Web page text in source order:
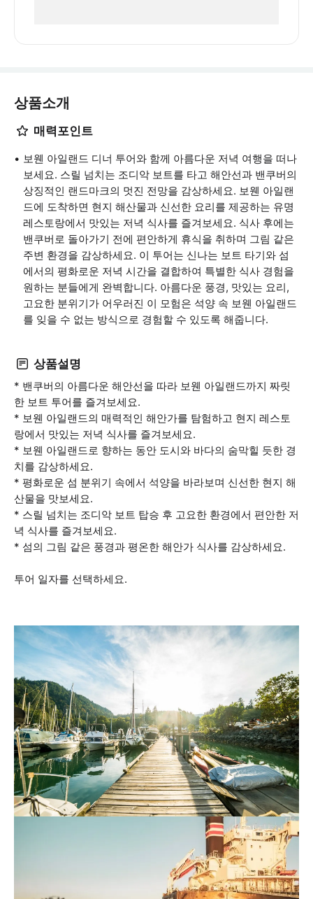
상품소개
매력포인트
보웬 아일랜드 디너 투어와 함께 아름다운 저녁 여행을 떠나
보세요. 스릴 넘치는 조디악 보트를 타고 해안선과 밴쿠버의
상징적인 랜드마크의 멋진 전망을 감상하세요. 보웬 아일랜
드에 도착하면 현지 해산물과 신선한 요리를 제공하는 유명
레스토랑에서 맛있는 저녁 식사를 즐겨보세요. 식사 후에는
밴쿠버로 돌아가기 전에 편안하게 휴식을 취하며 그림 같은
주변 환경을 감상하세요. 이 투어는 신나는 보트 타기와 섬
에서의 평화로운 저녁 시간을 결합하여 특별한 식사 경험을
원하는 분들에게 완벽합니다. 아름다운 풍경, 맛있는 요리,
고요한 분위기가 어우러진 이 모험은 석양 속 보웬 아일랜드
를 잊을 수 없는 방식으로 경험할 수 있도록 해줍니다.
상품설명
* 밴쿠버의 아름다운 해안선을 따라 보웬 아일랜드까지 짜릿
한 보트 투어를 즐겨보세요.
* 보웬 아일랜드의 매력적인 해안가를 탐험하고 현지 레스토
랑에서 맛있는 저녁 식사를 즐겨보세요.
* 보웬 아일랜드로 향하는 동안 도시와 바다의 숨막힐 듯한 경
치를 감상하세요.
* 평화로운 섬 분위기 속에서 석양을 바라보며 신선한 현지 해
산물을 맛보세요.
* 스릴 넘치는 조디악 보트 탑승 후 고요한 환경에서 편안한 저
녁 식사를 즐겨보세요.
* 섬의 그림 같은 풍경과 평온한 해안가 식사를 감상하세요.
투어 일자를 선택하세요.